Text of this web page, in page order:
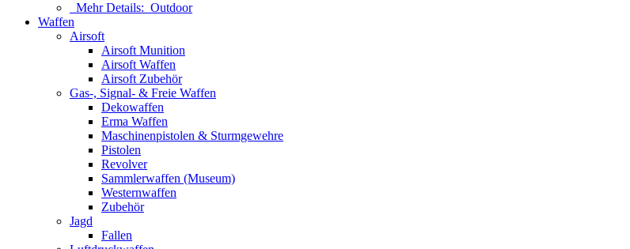
Mehr Details: Outdoor
Waffen
Airsoft
Airsoft Munition
Airsoft Waffen
Airsoft Zubehör
Gas-, Signal- & Freie Waffen
Dekowaffen
Erma Waffen
Maschinenpistolen & Sturmgewehre
Pistolen
Revolver
Sammlerwaffen (Museum)
Westernwaffen
Zubehör
Jagd
Fallen